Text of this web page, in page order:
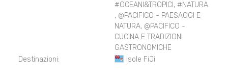
#OCEANI&TROPICI , #NATURA
, @PACIFICO - PAESAGGI E
NATURA, @PACIFICO -
CUCINA E TRADIZIONI
GASTRONOMICHE
Destinazioni:
Isole FiJi